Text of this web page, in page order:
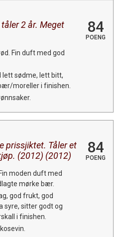
2 år. Meget
84
POENG
Fin duft med god
lett sødme, lett bitt,
moreller i finishen.
prissjiktet. Tåler et
(2012) (2012)
84
POENG
moden duft med
mørke bær.
god frukt, god
syre, sitter godt og
i finishen.